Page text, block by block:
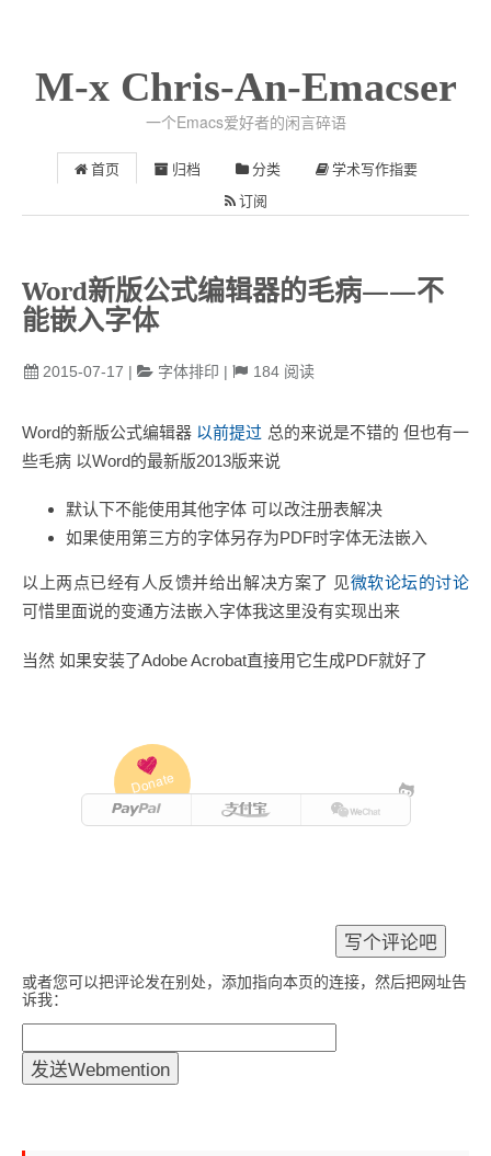
M-x Chris-An-Emacser
一个Emacs爱好者的闲言碎语
首页 归档 分类 学术写作指要
订阅
Word新版公式编辑器的毛病——不
能嵌入字体
2015-07-17 | 字体排印 | 184阅读
Word的新版公式编辑器 以前提过 总的来说是不错的 但也有一
些毛病 以Word的最新版2013版来说
默认下不能使用其他字体 可以改注册表解决
如果使用第三方的字体另存为PDF时字体无法嵌入
以上两点已经有人反馈并给出解决方案了 见微软论坛的讨论
可惜里面说的变通方法嵌入字体我这里没有实现出来
当然 如果安装了Adobe Acrobat直接用它生成PDF就好了
Donate
或者您可以把评论发在别处，添加指向本页的连接，然后把网址告
诉我：